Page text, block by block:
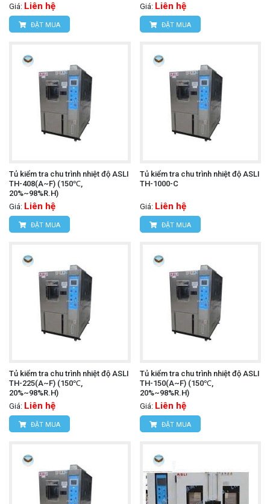
Giá: Liên hệ
ĐẶT MUA
Giá: Liên hệ
ĐẶT MUA
Tủ kiểm tra chu trình nhiệt độ ASLI
TH-408(A~F) (150℃,
20%~98%R.H)
Giá: Liên hệ
ĐẶT MUA
Tủ kiểm tra chu trình nhiệt độ ASLI
TH-1000-C
Giá: Liên hệ
ĐẶT MUA
Tủ kiểm tra chu trình nhiệt độ ASLI
TH-225(A~F) (150℃,
20%~98%R.H)
Giá: Liên hệ
ĐẶT MUA
Tủ kiểm tra chu trình nhiệt độ ASLI
TH-150(A~F) (150℃,
20%~98%R.H)
Giá: Liên hệ
ĐẶT MUA